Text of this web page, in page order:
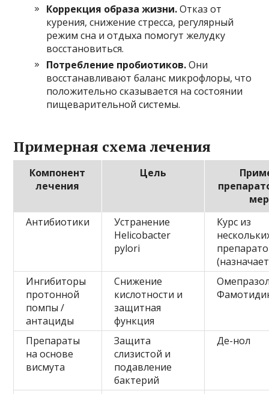
Коррекция образа жизни.Отказ от
курения, снижение стресса, регулярный
режим сна и отдыха помогут желудку
восстановиться.
Потребление пробиотиков.Они
восстанавливают баланс микрофлоры, что
положительно сказывается на состоянии
пищеварительной системы.
Примерная схема лечения
Компонент
лечения
Цель
мер
Антибиотики
Устранение
Helicobacter
pylori
Курс из
Ингибиторы
протонной
помпы /
антациды
Снижение
кислотности и
защитная
функция
Препараты
на основе
висмута
Защита
слизистой и
подавление
бактерий
Де-нол